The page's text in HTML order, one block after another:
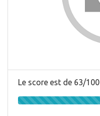
Le score est de 63/100